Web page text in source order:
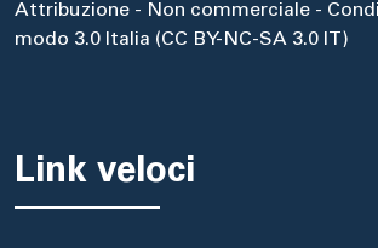
Attribuzione - Non commerciale -
modo 3.0 Italia (CC BY-NC-SA 3.0 IT)
Link veloci